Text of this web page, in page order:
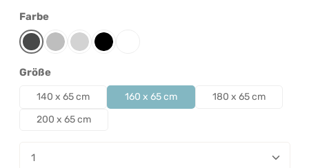
Farbeauswählen
AnthrazitGrau-meliert
LichtgrauSchwarz
Größeauswählen
140 x 65 cm 160 x 65 cm
180 x 65 cm
200 x 65 cm
Produkt Anzahl: Gib den gewünschten Wert ein